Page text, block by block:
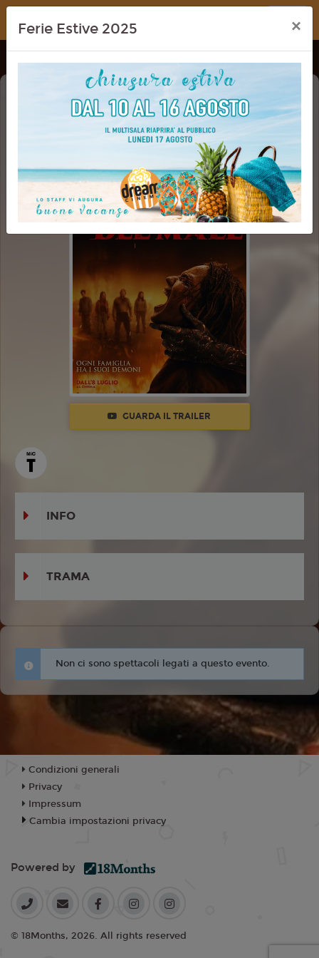
Dream Cinema
LA CASA: IL ROGO DEL MALE (EVIL
DEAD BURN)
VM 14
GUARDA IL TRAILER
INFO
TRAMA
Non ci sono spettacoli legati a questo evento.
Ferie Estive 2025 ×
Condizioni generali
Privacy
Impressum
Cambia impostazioni privacy
Powered by
© 18Months, 2026. All rights reserved